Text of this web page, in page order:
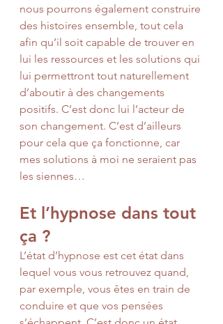
nous pourrons également construire
des histoires ensemble, tout cela
afin qu’il soit capable de trouver en
lui les ressources et les solutions qui
lui permettront tout naturellement
d’aboutir à des changements
positifs. C’est donc lui l’acteur de
son changement. C’est d’ailleurs
pour cela que ça fonctionne, car
mes solutions à moi ne seraient pas
les siennes…
Et l’hypnose dans tout
ça ?
L’état d’hypnose est cet état dans
lequel vous vous retrouvez quand,
par exemple, vous êtes en train de
conduire et que vos pensées